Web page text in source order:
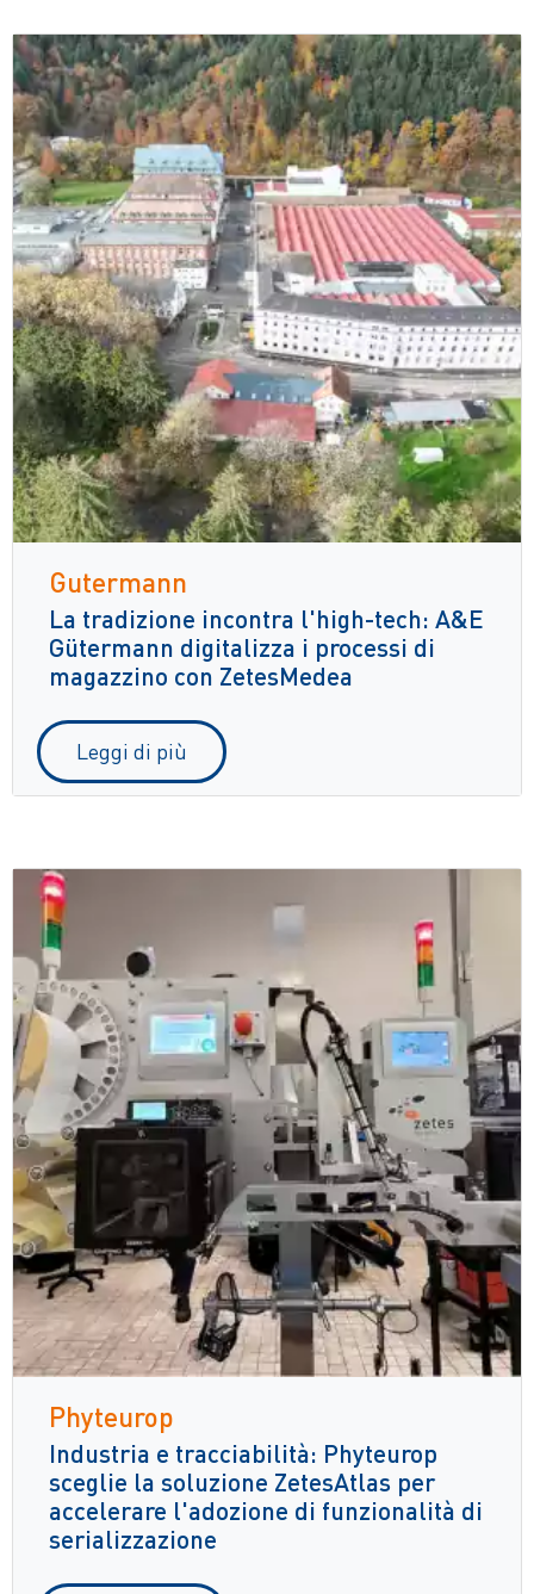
Gutermann
La tradizione incontra l'high-tech: A&E
Gütermann digitalizza i processi di
magazzino con ZetesMedea
Leggi di più
Phyteurop
Industria e tracciabilità: Phyteurop
sceglie la soluzione ZetesAtlas per
accelerare l'adozione di funzionalità di
serializzazione